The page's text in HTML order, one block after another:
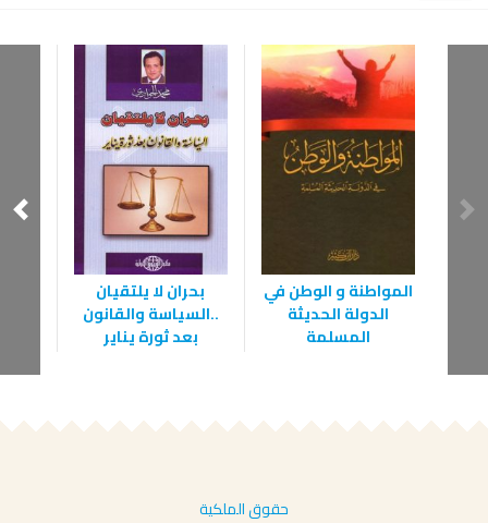
المواطنة و الوطن في
الدولة الحديثة
المسلمة
بحران لا يلتقيان
..السياسة والقانون
بعد ثورة يناير
حقوق الملكية